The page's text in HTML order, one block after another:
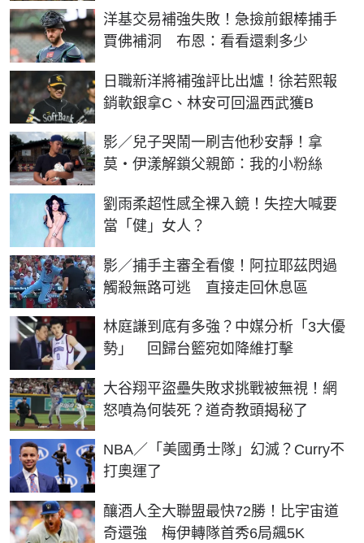
洋基交易補強失敗！急撿前銀棒捕手
賈佛補洞 布恩：看看還剩多少
日職新洋將補強評比出爐！徐若熙報
銷軟銀拿C、林安可回溫西武獲B
影／兒子哭鬧一刷吉他秒安靜！拿
莫・伊漾解鎖父親節：我的小粉絲
劉雨柔超性感全裸入鏡！失控大喊要
當「健」女人？
影／捕手主審全看傻！阿拉耶茲閃過
觸殺無路可逃 直接走回休息區
林庭謙到底有多強？中媒分析「3大優
勢」 回歸台籃宛如降維打擊
大谷翔平盜壘失敗求挑戰被無視！網
怒噴為何裝死？道奇教頭揭秘了
NBA／「美國勇士隊」幻滅？Curry不
打奧運了
釀酒人全大聯盟最快72勝！比宇宙道
奇還強 梅伊轉隊首秀6局飆5K